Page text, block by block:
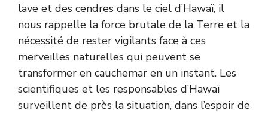
lave et des cendres dans le ciel d’Hawaï, il
nous rappelle la force brutale de la Terre et la
nécessité de rester vigilants face à ces
merveilles naturelles qui peuvent se
transformer en cauchemar en un instant. Les
scientifiques et les responsables d’Hawaï
surveillent de près la situation, dans l’espoir de